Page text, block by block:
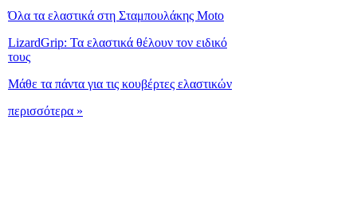
Όλα τα ελαστικά στη Σταμπουλάκης Moto
LizardGrip: Τα ελαστικά θέλουν τον ειδικό
τους
Μάθε τα πάντα για τις κουβέρτες ελαστικών
περισσότερα »